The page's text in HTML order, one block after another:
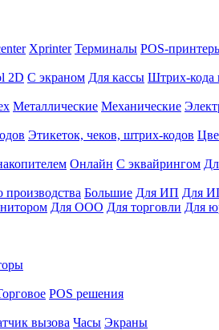
Xprinter Терминалы POS-
2D С экраном Для кассы Штрих-кода
Металлические Механические
Этикеток, чеков, штрих-кодов
Онлайн С эквайрингом
производства Большие Для ИП Для
Для ООО Для торговли Для
POS решения
вызова Часы Экраны